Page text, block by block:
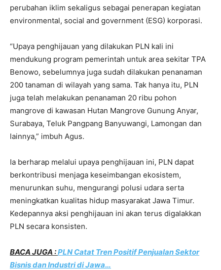
perubahan iklim sekaligus sebagai penerapan kegiatan
environmental, social and government (ESG) korporasi.
“Upaya penghijauan yang dilakukan PLN kali ini
mendukung program pemerintah untuk area sekitar TPA
Benowo, sebelumnya juga sudah dilakukan penanaman
200 tanaman di wilayah yang sama. Tak hanya itu, PLN
juga telah melakukan penanaman 20 ribu pohon
mangrove di kawasan Hutan Mangrove Gunung Anyar,
Surabaya, Teluk Pangpang Banyuwangi, Lamongan dan
lainnya,” imbuh Agus.
Ia berharap melalui upaya penghijauan ini, PLN dapat
berkontribusi menjaga keseimbangan ekosistem,
menurunkan suhu, mengurangi polusi udara serta
meningkatkan kualitas hidup masyarakat Jawa Timur.
Kedepannya aksi penghijauan ini akan terus digalakkan
PLN secara konsisten.
BACA JUGA :PLN Catat Tren Positif Penjualan Sektor
Bisnis dan Industri di Jawa…